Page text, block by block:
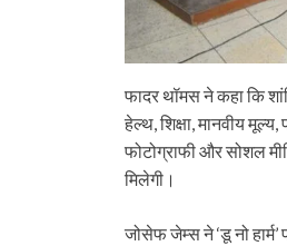
फादर थॉमस ने कहा कि
हेल्थ, शिक्षा, मानवीय
फोटोग्राफी और सोशल
मिलेगी।
जोसेफ जेम्स ने ‘डू नो